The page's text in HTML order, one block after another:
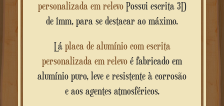
personalizada em relevoPossui escrita 3D
de 1mm, para se destacar ao máximo.
Lá placa de alumínio com escrita
personalizada em relevo é fabricado em
alumínio puro, leve e resistente à corrosão
e aos agentes atmosféricos.